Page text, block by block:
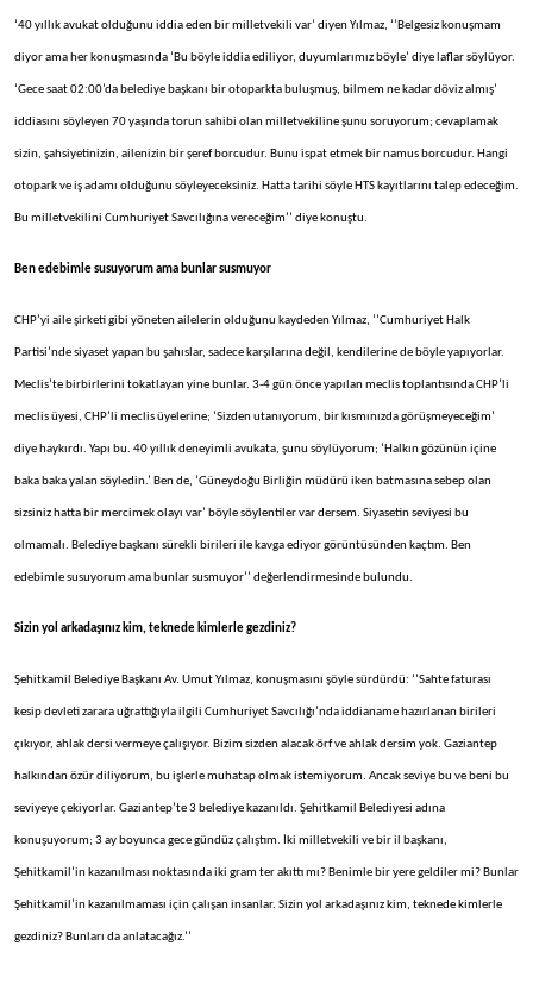
‘40 yıllık avukat olduğunu iddia eden bir milletvekili var’ diyen Yılmaz, ‘’Belgesiz konuşmam
diyor ama her konuşmasında ‘Bu böyle iddia ediliyor, duyumlarımız böyle’ diye laflar söylüyor.
‘Gece saat 02:00’da belediye başkanı bir otoparkta buluşmuş, bilmem ne kadar döviz almış’
iddiasını söyleyen 70 yaşında torun sahibi olan milletvekiline şunu soruyorum; cevaplamak
sizin, şahsiyetinizin, ailenizin bir şeref borcudur. Bunu ispat etmek bir namus borcudur. Hangi
otopark ve iş adamı olduğunu söyleyeceksiniz. Hatta tarihi söyle HTS kayıtlarını talep edeceğim.
Bu milletvekilini Cumhuriyet Savcılığına vereceğim’’ diye konuştu.
Ben edebimle susuyorum ama bunlar susmuyor
CHP’yi aile şirketi gibi yöneten ailelerin olduğunu kaydeden Yılmaz, ‘’Cumhuriyet Halk
Partisi’nde siyaset yapan bu şahıslar, sadece karşılarına değil, kendilerine de böyle yapıyorlar.
Meclis’te birbirlerini tokatlayan yine bunlar. 3-4 gün önce yapılan meclis toplantısında CHP’li
meclis üyesi, CHP’li meclis üyelerine; ‘Sizden utanıyorum, bir kısmınızda görüşmeyeceğim’
diye haykırdı. Yapı bu. 40 yıllık deneyimli avukata, şunu söylüyorum; ‘Halkın gözünün içine
baka baka yalan söyledin.’ Ben de, ‘Güneydoğu Birliğin müdürü iken batmasına sebep olan
sizsiniz hatta bir mercimek olayı var’ böyle söylentiler var dersem. Siyasetin seviyesi bu
olmamalı. Belediye başkanı sürekli birileri ile kavga ediyor görüntüsünden kaçtım. Ben
edebimle susuyorum ama bunlar susmuyor’’ değerlendirmesinde bulundu.
Sizin yol arkadaşınız kim, teknede kimlerle gezdiniz?
Şehitkamil Belediye Başkanı Av. Umut Yılmaz, konuşmasını şöyle sürdürdü: ‘’Sahte faturası
kesip devleti zarara uğrattığıyla ilgili Cumhuriyet Savcılığı’nda iddianame hazırlanan birileri
çıkıyor, ahlak dersi vermeye çalışıyor. Bizim sizden alacak örf ve ahlak dersim yok. Gaziantep
halkından özür diliyorum, bu işlerle muhatap olmak istemiyorum. Ancak seviye bu ve beni bu
seviyeye çekiyorlar. Gaziantep’te 3 belediye kazanıldı. Şehitkamil Belediyesi adına
konuşuyorum; 3 ay boyunca gece gündüz çalıştım. İki milletvekili ve bir il başkanı,
Şehitkamil’in kazanılması noktasında iki gram ter akıttı mı? Benimle bir yere geldiler mi? Bunlar
Şehitkamil’in kazanılmaması için çalışan insanlar. Sizin yol arkadaşınız kim, teknede kimlerle
gezdiniz? Bunları da anlatacağız.’’